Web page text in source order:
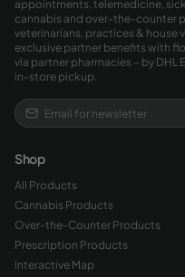
appointments, telemedicine,
cannabis and over-the-counter
veterinarians, practices & house
exclusive partner benefits with
via partner pharmacies – by DHL
in-store pickup.
Shop
All Products
Cannabis Products
Over-the-Counter Products
Prescription Products
Interactive Map